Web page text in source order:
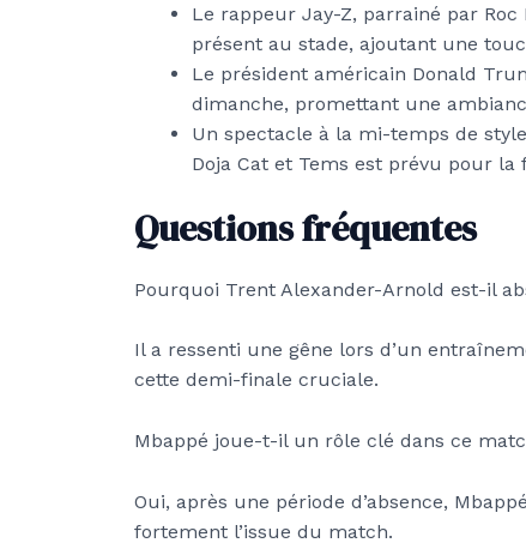
Le rappeur Jay-Z, parrainé par
présent au stade, ajoutant une
Le président américain Donald
dimanche, promettant une
Un spectacle à la mi-temps de
Doja Cat et Tems est prévu pour la
Questions fréquentes
Pourquoi Trent Alexander-Arnold est-il
Il a ressenti une gêne lors d’un
cette demi-finale cruciale.
Mbappé joue-t-il un rôle clé dans ce
Oui, après une période d’absence,
fortement l’issue du match.